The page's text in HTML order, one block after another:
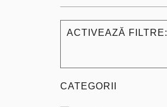
ACTIVEAZĂ FILTRE:
CATEGORII